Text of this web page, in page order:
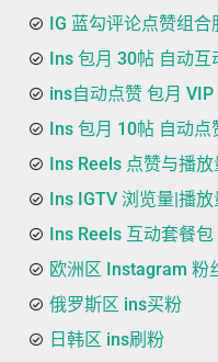
IG 蓝勾评论点赞组合
Ins 包月 30帖 自动互
ins自动点赞 包月 VIP
Ins 包月 10帖 自动点
Ins Reels 点赞与播
Ins IGTV 浏览量|播
Ins Reels 互动套餐
欧洲区 Instagram 粉
俄罗斯区 ins买粉
日韩区 ins刷粉